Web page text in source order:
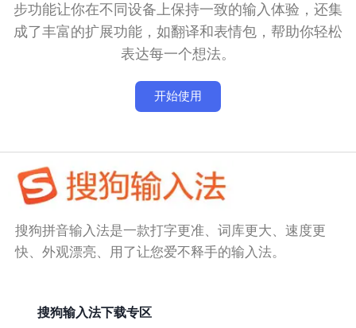
步功能让你在不同设备上保持一致的输入体验，还集
成了丰富的扩展功能，如翻译和表情包，帮助你轻松
表达每一个想法。
开始使用
搜狗拼音输入法是一款打字更准、词库更大、速度更
快、外观漂亮、用了让您爱不释手的输入法。
搜狗输入法下载专区